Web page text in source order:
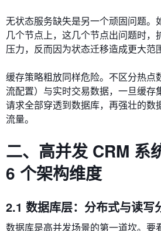
无状态服务缺失是另一个顽固问题。
几个节点上，这几个节点出问题时，
压力，反而因为状态迁移造成更大范
缓存策略粗放同样危险。不区分热点
流配置）与实时交易数据，一旦缓存
请求全部穿透到数据库，再强壮的数
流量。
二、高并发 CRM 系
6 个架构维度
2.1 数据库层：分布式与读写
数据库是高并发场景的第一道坎。要